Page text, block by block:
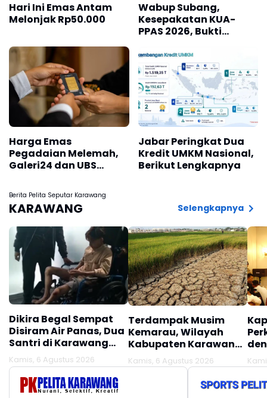
Hari Ini Emas Antam
Melonjak Rp50.000
Wabup Subang,
Kesepakatan KUA-
PPAS 2026, Bukti
Legislatif
Harga Emas
Pegadaian Melemah,
Galeri24 dan UBS
Jabar Peringkat Dua
Kredit UMKM Nasional,
Berikut Lengkapnya
Berita Pelita Seputar Karawang
KARAWANG Selengkapnya
Dikira Begal Sempat
Disiram Air Panas, Dua
Santri di Karawang
Terluka Akibat Aksi
Oknum Linmas
Kamis, 6 Agustus 2026
Terdampak Musim
Kemarau, Wilayah
Kabupaten Karawang
Kekeringan Makin
Meluas
Kamis, 6 Agustus 2026